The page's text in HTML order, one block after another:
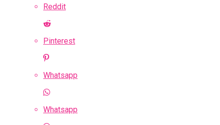
Reddit
Pinterest
Whatsapp
Whatsapp